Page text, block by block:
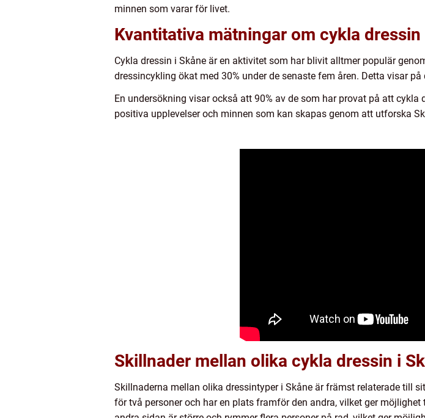
minnen som varar för livet.
Kvantitativa mätningar om cykla dressin
Cykla dressin i Skåne är en aktivitet som har blivit alltmer populär
dressincykling ökat med 30% under de senaste fem åren. Detta visar
En undersökning visar också att 90% av de som har provat på att
positiva upplevelser och minnen som kan skapas genom att utforska
Skillnader mellan olika cykla dressin i
Skillnaderna mellan olika dressintyper i Skåne är främst relaterade till
för två personer och har en plats framför den andra, vilket ger